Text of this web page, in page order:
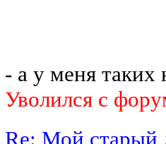
- а у меня
Уволился с
Re: Мой старый